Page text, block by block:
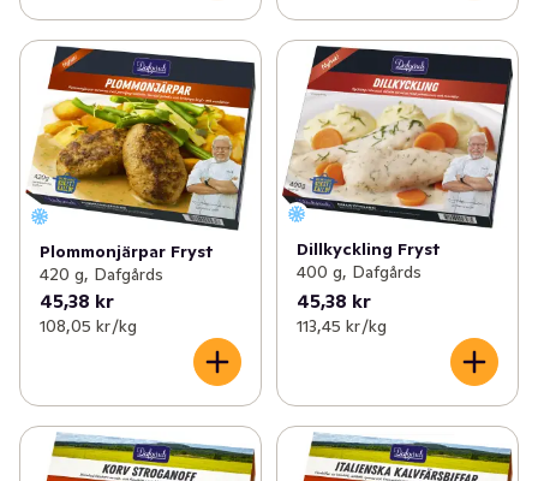
Plommonjärpar Fryst
420 g, Dafgårds
45,38 kr
108,05 kr /kg
Dillkyckling Fryst
400 g, Dafgårds
45,38 kr
113,45 kr /kg